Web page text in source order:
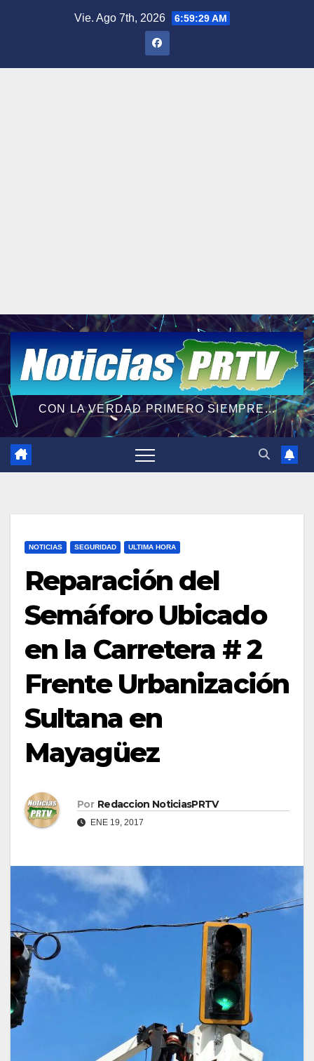
Vie. Ago 7th, 2026 6:59:30 AM
CON LA VERDAD PRIMERO SIEMPRE...
NOTICIAS SEGURIDAD ULTIMA HORA
Reparación del
Semáforo Ubicado
en la Carretera # 2
Frente Urbanización
Sultana en
Mayagüez
Por Redaccion NoticiasPRTV
ENE 19, 2017